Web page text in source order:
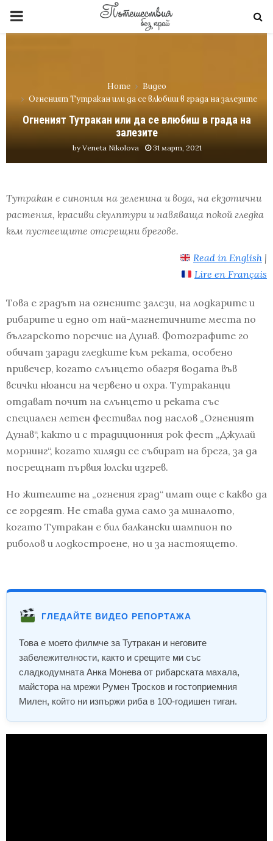
PRIMARY
Home
Видео
Огненият Тутракан или да се влюбиш в града на залезите
Огненият Тутракан или да се влюбиш в града на
залезите
byVeneta Nikolova 31 март, 2021
Тутракан е синоним на зеленина и вода, на екзотични
растения, красиви скулптури и навяваща покой гледка
към пустеещите отсрещни брегове.
Read in English |
Lire en Français
Това е градът на огнените залези, на лодкарите и
рибарите и едно от най-магнетичните места по
българското поречие на Дунав. Фотографите го
обичат заради гледките към реката, особено
привечер, когато слънцето обагря водата във
всички нюанси на червено и охра. Тутраканци
отдават почит на слънцето и реката със
специален летен фестивал под наслов „Огненият
Дунав“, както и с традиционния рок фест „Джулай
морнинг“, когато хиляди се събират на брега, за да
посрещнат първия юлски изгрев.
Но жителите на „огнения град“ имат още с какво да
се гордеят. Не става дума само за миналото,
когато Тутракан е бил балкански шампион по
риболов и лодкостроене, но и за настоящето.
ГЛЕДАЙТЕ ВИДЕО РЕПОРТАЖА
Това е моето филмче за Тутракан и неговите
забележителности, както и срещите ми със
сладкодумната Анка Монева от рибарската махала,
майстора на мрежи Румен Тросков и гостоприемния
Милен, който ни изпържи риба в 100-годишен тиган.